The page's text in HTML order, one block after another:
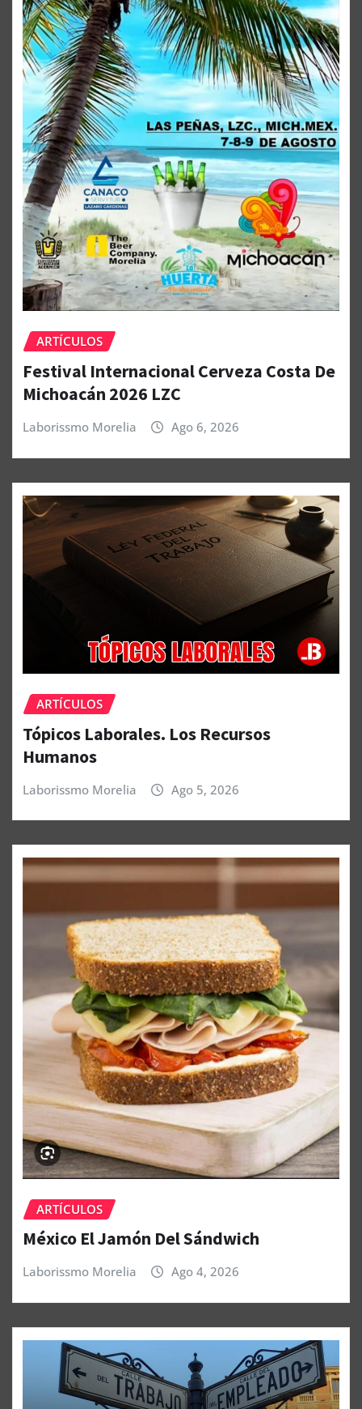
ARTÍCULOS
Festival Internacional Cerveza Costa De
Michoacán 2026 LZC
Laborissmo Morelia Ago 6, 2026
ARTÍCULOS
Tópicos Laborales. Los Recursos
Humanos
Laborissmo Morelia Ago 5, 2026
ARTÍCULOS
México El Jamón Del Sándwich
Laborissmo Morelia Ago 4, 2026